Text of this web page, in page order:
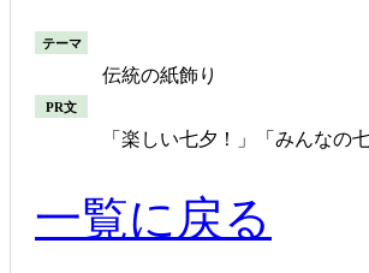
テーマ
伝統の紙飾り
PR文
「楽しい七夕！」「みんなの
一覧に戻る